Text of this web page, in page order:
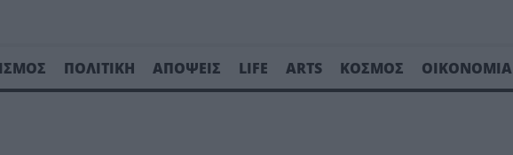
ΠΟΛΙΤΙΚΗ ΑΠΟΨΕΙΣ LIFE ARTS ΚΟΣΜΟΣ ΟΙΚΟΝΟΜΙΑ